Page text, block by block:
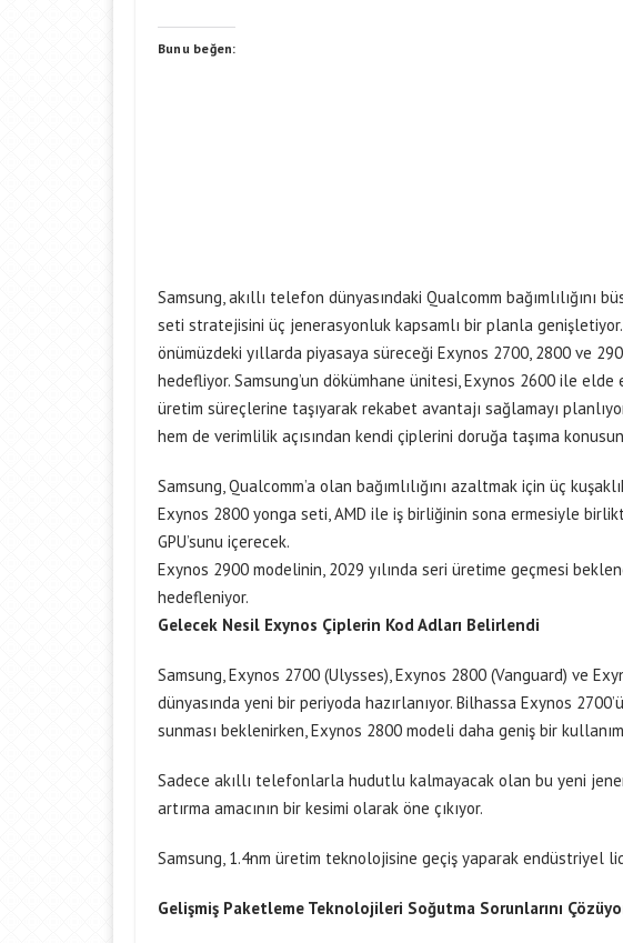
Bunu beğen:
Samsung, akıllı telefon dünyasındaki Qualcomm bağımlılığını
seti stratejisini üç jenerasyonluk kapsamlı bir planla genişletiyor.
önümüzdeki yıllarda piyasaya süreceği Exynos 2700, 2800 ve
hedefliyor. Samsung’un dökümhane ünitesi, Exynos 2600 ile
üretim süreçlerine taşıyarak rekabet avantajı sağlamayı
hem de verimlilik açısından kendi çiplerini doruğa taşıma
Samsung, Qualcomm’a olan bağımlılığını azaltmak için üç
Exynos 2800 yonga seti, AMD ile iş birliğinin sona ermesiyle
GPU’sunu içerecek.
Exynos 2900 modelinin, 2029 yılında seri üretime geçmesi
hedefleniyor.
Gelecek Nesil Exynos Çiplerin Kod Adları Belirlendi
Samsung, Exynos 2700 (Ulysses), Exynos 2800 (Vanguard) ve
dünyasında yeni bir periyoda hazırlanıyor. Bilhassa Exynos
sunması beklenirken, Exynos 2800 modeli daha geniş bir
Sadece akıllı telefonlarla hudutlu kalmayacak olan bu yeni
artırma amacının bir kesimi olarak öne çıkıyor.
Samsung, 1.4nm üretim teknolojisine geçiş yaparak endüstriyel
Gelişmiş Paketleme Teknolojileri Soğutma Sorunlarını